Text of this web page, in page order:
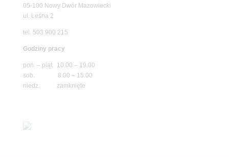
05-100 Nowy Dwór Mazowiecki
ul. Leśna 2
tel. 503 900 215
Godziny pracy
pon. – piąt. 10.00 – 19.00
sob. 8.00 – 15.00
niedz. zamknięte